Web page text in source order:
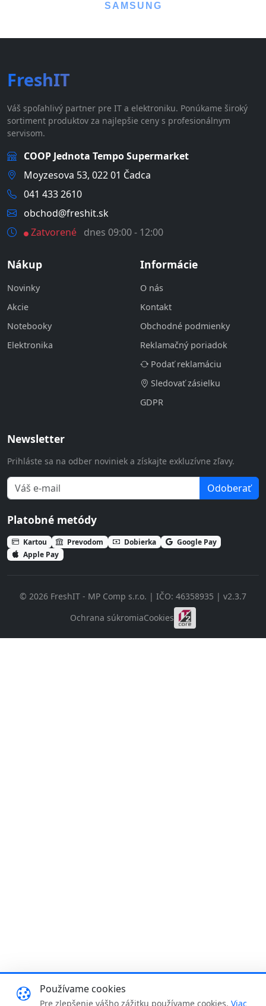
SAMSUNG
FreshIT
Váš spoľahlivý partner pre IT a elektroniku. Ponúkame široký
sortiment produktov za najlepšie ceny s profesionálnym
servisom.
COOP Jednota Tempo Supermarket
Moyzesova 53, 022 01 Čadca
041 433 2610
obchod@freshit.sk
Zatvorené dnes 09:00 - 12:00
Nákup
Novinky
Akcie
Notebooky
Elektronika
Informácie
O nás
Kontakt
Obchodné podmienky
Reklamačný poriadok
Podať reklamáciu
Sledovať zásielku
GDPR
Newsletter
Prihláste sa na odber noviniek a získajte exkluzívne zľavy.
Odoberať
Platobné metódy
Kartou Prevodom Dobierka
Google Pay
Apple Pay
© 2026 FreshIT - MP Comp s.r.o. | IČO: 46358935 | v2.3.7
Ochrana súkromiaCookies
Používame cookies
Pre zlepšenie vášho zážitku používame cookies. Viac